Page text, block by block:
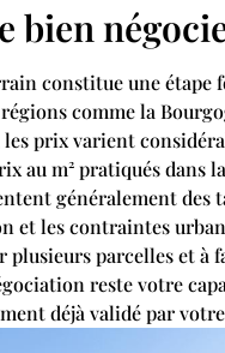
bien
constitue une étape
comme la
les prix varient
au m² pratiqués dans
généralement des
et les contraintes
plusieurs parcelles et
reste votre
déjà validé par